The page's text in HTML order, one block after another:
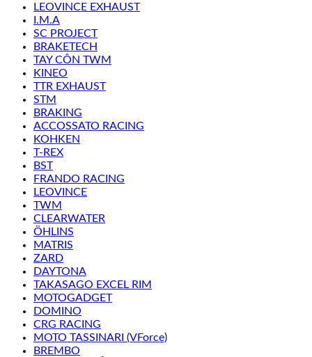
LEOVINCE EXHAUST
I.M.A
SC PROJECT
BRAKETECH
TAY CÔN TWM
KINEO
TTR EXHAUST
STM
BRAKING
ACCOSSATO RACING
KOHKEN
T-REX
BST
FRANDO RACING
LEOVINCE
TWM
CLEARWATER
ÖHLINS
MATRIS
ZARD
DAYTONA
TAKASAGO EXCEL RIM
MOTOGADGET
DOMINO
CRG RACING
MOTO TASSINARI (VForce)
BREMBO